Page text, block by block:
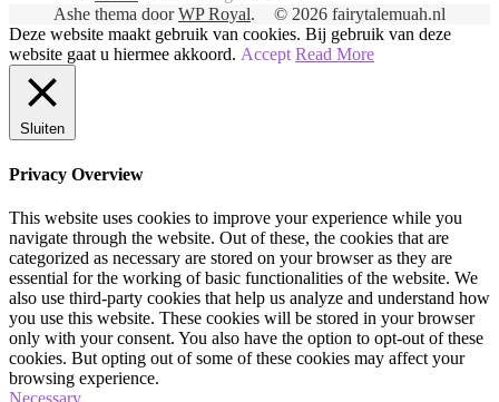
Soorten
Eyeliner
|
© 2026 fairytalemuah.nl
Ashe thema doorWP Royal.
Deze website maakt gebruik van cookies. Bij gebruik van deze
website gaat u hiermee akkoord. Accept Read More
Sluiten
Privacy Overview
This website uses cookies to improve your experience while you
navigate through the website. Out of these, the cookies that are
categorized as necessary are stored on your browser as they are
essential for the working of basic functionalities of the website. We
also use third-party cookies that help us analyze and understand how
you use this website. These cookies will be stored in your browser
only with your consent. You also have the option to opt-out of these
cookies. But opting out of some of these cookies may affect your
browsing experience.
Necessary